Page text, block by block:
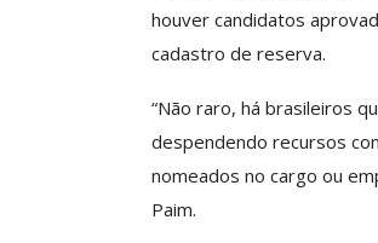
houver candidatos
cadastro de reserva.
“Não raro, há brasileiros
despendendo recursos
nomeados no cargo ou
Paim.